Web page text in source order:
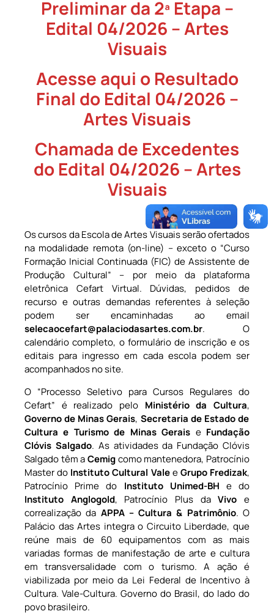
Preliminar da 2ª Etapa –
Edital 04/2026 – Artes
Visuais
Acesse aqui o Resultado
Final do Edital 04/2026 –
Artes Visuais
Chamada de Excedentes
do Edital 04/2026 – Artes
Visuais
Os cursos da Escola de Artes Visuais serão ofertados
na modalidade remota (on-line) – exceto o “Curso
Formação Inicial Continuada (FIC) de Assistente de
Produção Cultural” – por meio da plataforma
eletrônica Cefart Virtual. Dúvidas, pedidos de
recurso e outras demandas referentes à seleção
podem ser encaminhadas ao email
selecaocefart@palaciodasartes.com.br. O
calendário completo, o formulário de inscrição e os
editais para ingresso em cada escola podem ser
acompanhados no site.
O “Processo Seletivo para Cursos Regulares do
Cefart” é realizado pelo Ministério da Cultura,
Governo de Minas Gerais, Secretaria de Estado de
Cultura e Turismo de Minas Gerais e Fundação
Clóvis Salgado. As atividades da Fundação Clóvis
Salgado têm aCemigcomo mantenedora, Patrocínio
Master do Instituto Cultural ValeeGrupo Fredizak,
Patrocínio Prime do Instituto Unimed-BH e do
Instituto Anglogold, Patrocínio Plus daVivo e
correalização da APPA – Cultura & Patrimônio. O
Palácio das Artes integra o Circuito Liberdade, que
reúne mais de 60 equipamentos com as mais
variadas formas de manifestação de arte e cultura
em transversalidade com o turismo. A ação é
viabilizada por meio da Lei Federal de Incentivo à
Cultura. Vale-Cultura. Governo do Brasil, do lado do
povo brasileiro.